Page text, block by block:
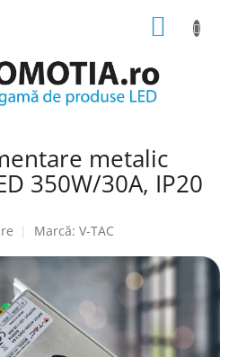
COŞ
metalic
350W/30A, IP20
Marcă: V-TAC